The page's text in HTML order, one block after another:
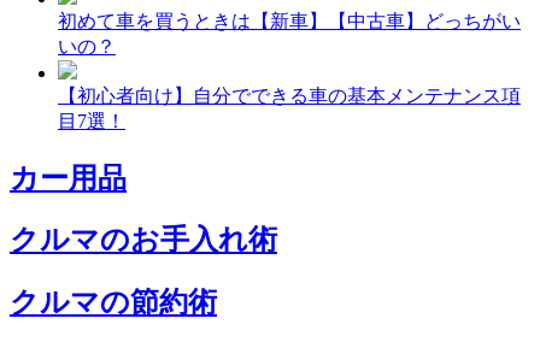
初めて車を買うときは【新車】【中古車】どっちがい
いの？
【初心者向け】自分でできる車の基本メンテナンス項
目7選！
カー用品
クルマのお手入れ術
クルマの節約術